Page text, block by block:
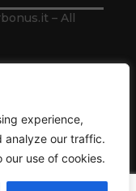
experience,
analyze our traffic.
use of cookies.
– All